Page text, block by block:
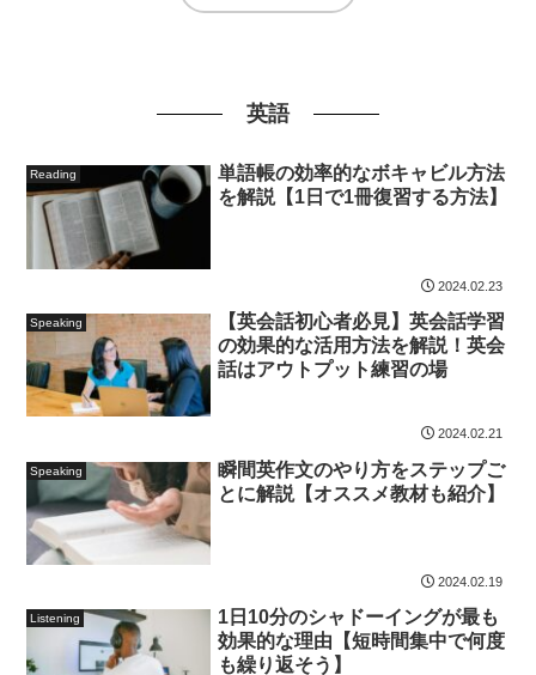
英語
Reading
単語帳の効率的なボキャビル方法
を解説【1日で1冊復習する方法】
2024.02.23
Speaking
【英会話初心者必見】英会話学習
の効果的な活用方法を解説！英会
話はアウトプット練習の場
2024.02.21
Speaking
瞬間英作文のやり方をステップご
とに解説【オススメ教材も紹介】
2024.02.19
Listening
1日10分のシャドーイングが最も
効果的な理由【短時間集中で何度
も繰り返そう】